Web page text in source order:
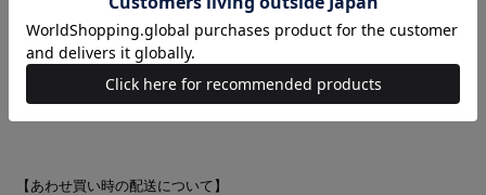
※書店で販売の『ピクミン 真空断熱タンブラー SPECIAL BOOK』とは
パッケージおよび、誌面サイズが異なります。誌面内容とタンブラーは
同一です
(C) Nintendo
【あわせ買い時の配送について】